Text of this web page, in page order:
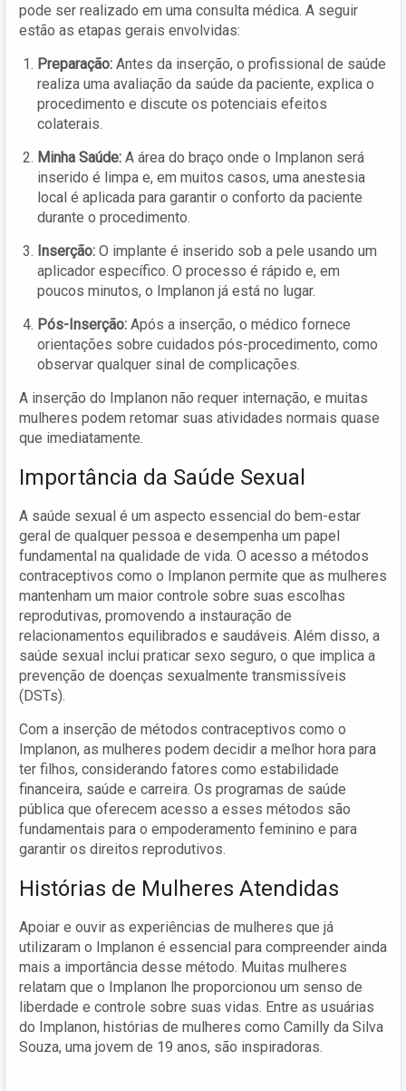
pode ser realizado em uma consulta médica. A seguir
estão as etapas gerais envolvidas:
Preparação: Antes da inserção, o profissional de saúde
realiza uma avaliação da saúde da paciente, explica o
procedimento e discute os potenciais efeitos
colaterais.
Minha Saúde: A área do braço onde o Implanon será
inserido é limpa e, em muitos casos, uma anestesia
local é aplicada para garantir o conforto da paciente
durante o procedimento.
Inserção: O implante é inserido sob a pele usando um
aplicador específico. O processo é rápido e, em
poucos minutos, o Implanon já está no lugar.
Pós-Inserção: Após a inserção, o médico fornece
orientações sobre cuidados pós-procedimento, como
observar qualquer sinal de complicações.
A inserção do Implanon não requer internação, e muitas
mulheres podem retomar suas atividades normais quase
que imediatamente.
Importância da Saúde Sexual
A saúde sexual é um aspecto essencial do bem-estar
geral de qualquer pessoa e desempenha um papel
fundamental na qualidade de vida. O acesso a métodos
contraceptivos como o Implanon permite que as mulheres
mantenham um maior controle sobre suas escolhas
reprodutivas, promovendo a instauração de
relacionamentos equilibrados e saudáveis. Além disso, a
saúde sexual inclui praticar sexo seguro, o que implica a
prevenção de doenças sexualmente transmissíveis
(DSTs).
Com a inserção de métodos contraceptivos como o
Implanon, as mulheres podem decidir a melhor hora para
ter filhos, considerando fatores como estabilidade
financeira, saúde e carreira. Os programas de saúde
pública que oferecem acesso a esses métodos são
fundamentais para o empoderamento feminino e para
garantir os direitos reprodutivos.
Histórias de Mulheres Atendidas
Apoiar e ouvir as experiências de mulheres que já
utilizaram o Implanon é essencial para compreender ainda
mais a importância desse método. Muitas mulheres
relatam que o Implanon lhe proporcionou um senso de
liberdade e controle sobre suas vidas. Entre as usuárias
do Implanon, histórias de mulheres como Camilly da Silva
Souza, uma jovem de 19 anos, são inspiradoras.